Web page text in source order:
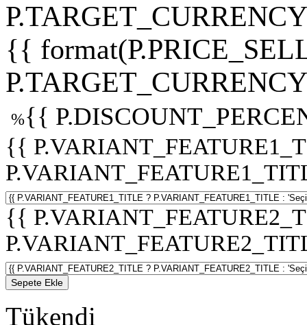
{{
%{{
{{
{{
Sepete Ekle
Tükendi